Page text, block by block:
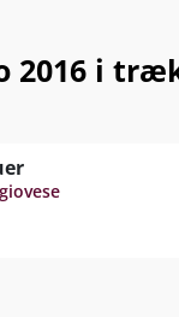
2016 i